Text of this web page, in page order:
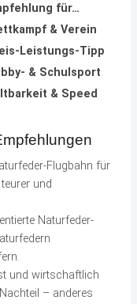
für…
& Verein
Leistungs-Tipp
& Schulsport
& Speed
Flugbahn für
und
Naturfeder-
und wirtschaftlich
– anderes